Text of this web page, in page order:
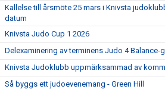
Kallelse till årsmöte 25 mars i Knivsta
datum
Knivsta Judo Cup 1 2026
Delexaminering av terminens Judo 4 Balance-
Knivsta Judoklubb uppmärksammad av
Så byggs ett judoevenemang - Green Hill